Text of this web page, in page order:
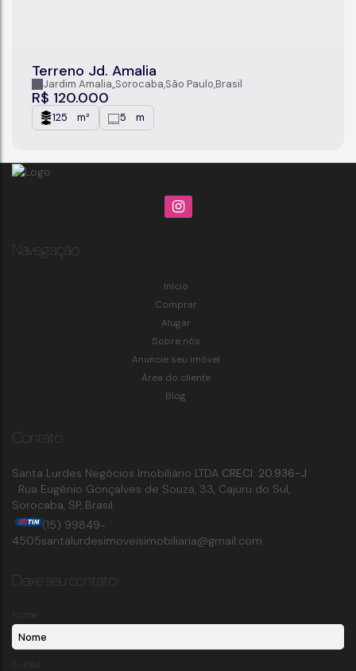
Terreno Jd. Amalia
R$ 120.000
Jardim Amalia,Sorocaba,São Paulo,Brasil
125 m² 5 m
Navegação
Início
Comprar
Alugar
Sobre nós
Anuncie seu imóvel
Área do cliente
Blog
Contato
Santa Lurdes Negócios Imobiliário LTDA CRECI: 20.936-J
Rua Eugênio Gonçalves de Souza, 33, Cajuru do Sul,
Sorocaba, SP, Brasil
(15) 99849-
4505santalurdesimoveisimobiliaria@gmail.com
Deixe seu contato
Nome:
E-mail: